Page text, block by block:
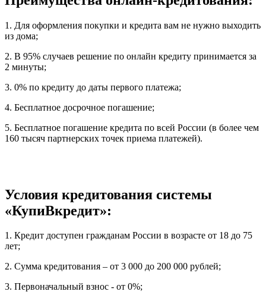
1. Для оформления покупки и кредита вам не нужно выходить
из дома;
2. В 95% случаев решение по онлайн кредиту принимается за
2 минуты;
3. 0% по кредиту до даты первого платежа;
4. Бесплатное досрочное погашение;
5. Бесплатное погашение кредита по всей России (в более чем
160 тысяч партнерских точек приема платежей).
Условия кредитования системы
«КупиВкредит»:
1. Кредит доступен гражданам России в возрасте от 18 до 75
лет;
2. Сумма кредитования – от 3 000 до 200 000 рублей;
3. Первоначальный взнос - от 0%;